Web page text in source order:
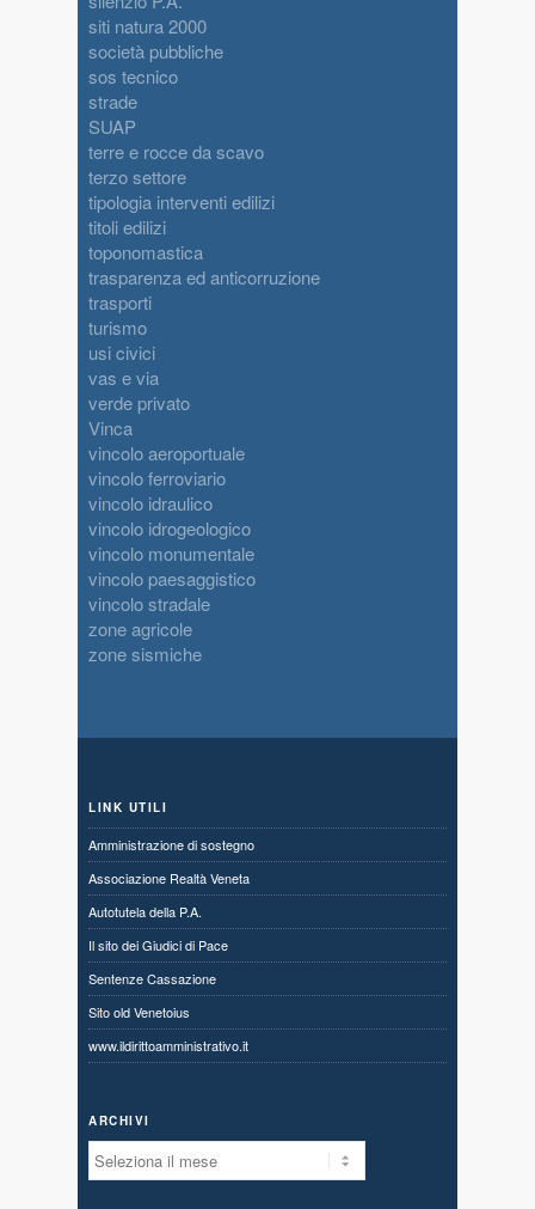
siti natura 2000
società pubbliche
sos tecnico
strade
SUAP
terre e rocce da scavo
terzo settore
tipologia interventi edilizi
titoli edilizi
toponomastica
trasparenza ed anticorruzione
trasporti
turismo
usi civici
vas e via
verde privato
Vinca
vincolo aeroportuale
vincolo ferroviario
vincolo idraulico
vincolo idrogeologico
vincolo monumentale
vincolo paesaggistico
vincolo stradale
zone agricole
zone sismiche
LINK UTILI
Amministrazione di sostegno
Associazione Realtà Veneta
Autotutela della P.A.
Il sito dei Giudici di Pace
Sentenze Cassazione
Sito old Venetoius
www.ildirittoamministrativo.it
ARCHIVI
Archivi